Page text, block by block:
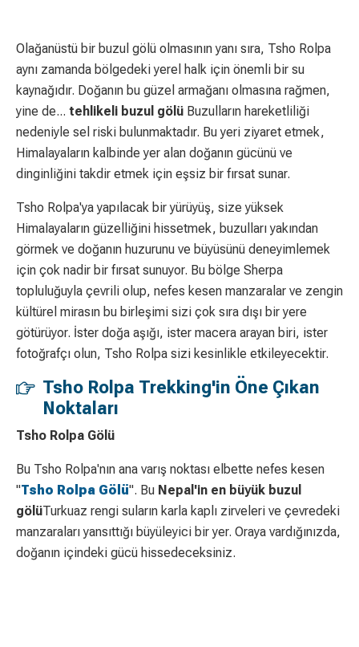
Olağanüstü bir buzul gölü olmasının yanı sıra, Tsho Rolpa
aynı zamanda bölgedeki yerel halk için önemli bir su
kaynağıdır. Doğanın bu güzel armağanı olmasına rağmen,
yine de... tehlikeli buzul gölü Buzulların hareketliliği
nedeniyle sel riski bulunmaktadır. Bu yeri ziyaret etmek,
Himalayaların kalbinde yer alan doğanın gücünü ve
dinginliğini takdir etmek için eşsiz bir fırsat sunar.
Tsho Rolpa'ya yapılacak bir yürüyüş, size yüksek
Himalayaların güzelliğini hissetmek, buzulları yakından
görmek ve doğanın huzurunu ve büyüsünü deneyimlemek
için çok nadir bir fırsat sunuyor. Bu bölge Sherpa
topluluğuyla çevrili olup, nefes kesen manzaralar ve zengin
kültürel mirasın bu birleşimi sizi çok sıra dışı bir yere
götürüyor. İster doğa aşığı, ister macera arayan biri, ister
fotoğrafçı olun, Tsho Rolpa sizi kesinlikle etkileyecektir.
Tsho Rolpa Trekking'in Öne Çıkan
Noktaları
Tsho Rolpa Gölü
Bu Tsho Rolpa'nın ana varış noktası elbette nefes kesen
"Tsho Rolpa Gölü". Bu Nepal'in en büyük buzul
gölüTurkuaz rengi suların karla kaplı zirveleri ve çevredeki
manzaraları yansıttığı büyüleyici bir yer. Oraya vardığınızda,
doğanın içindeki gücü hissedeceksiniz.